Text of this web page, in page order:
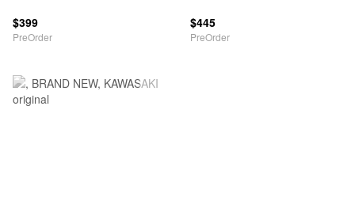
$399
PreOrder
$445
PreOrder